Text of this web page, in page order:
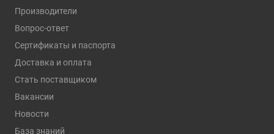
Производители
Вопрос-ответ
Сертификаты и паспорта
Доставка и оплата
Стать поставщиком
Вакансии
Новости
База знаний